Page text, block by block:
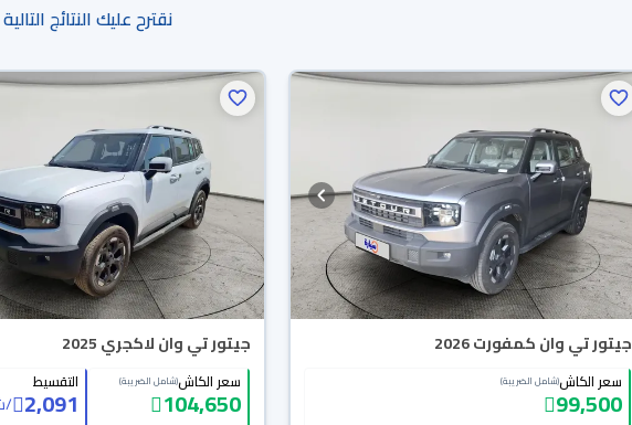
نقترح عليك النتائج التالية
جيتور تي وان كمفورت 2026
سعر الكاش(شامل الضريبة)
99,500
جيتور تي وان لاكجري 2025
سعر الكاش(شامل الضريبة)
104,650
التقسيط
2,091
/